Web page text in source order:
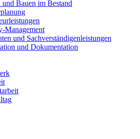
und Bauen im Bestand
Management
und Sachverständigenleistungen
und Dokumentation